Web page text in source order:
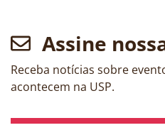
Assine
Receba notícias sobre
acontecem na USP.